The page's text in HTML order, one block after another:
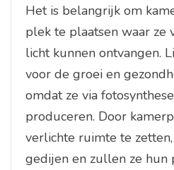
Het is belangrijk om
plek te plaatsen waar
licht kunnen ontvangen.
voor de groei en
omdat ze via
produceren. Door
verlichte ruimte te
gedijen en zullen ze hun